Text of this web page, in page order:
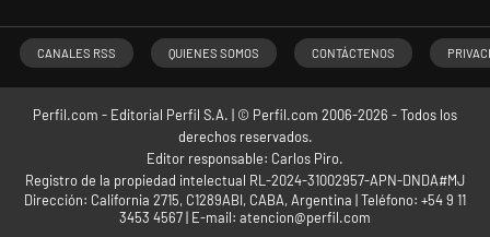
CANALES RSS QUIENES SOMOS CONTÁCTENOS
Perfil.com - Editorial Perfil S.A. | © Perfil.com 2006-2026 - Todos los
derechos reservados.
Editor responsable: Carlos Piro.
Registro de la propiedad intelectual RL-2024-31002957-APN-DNDA#MJ
Dirección: California 2715, C1289ABI, CABA, Argentina | Teléfono: +54 9 11
3453 4567| E-mail: atencion@perfil.com